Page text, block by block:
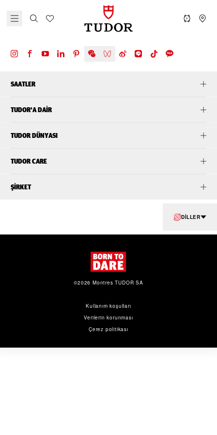
SAATLER
TUDOR’A DAIR
TUDOR DÜNYASI
TUDOR CARE
ŞIRKET
DILLER
Kullanım koşulları
Verilerin korunması
Çerez politikası
©2026 Montres TUDOR SA